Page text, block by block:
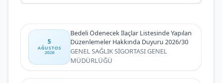
5
AĞUSTOS
2026
Bedeli Ödenecek İlaçlar Listesinde Yapılan
Düzenlemeler Hakkında Duyuru 2026/30
GENEL SAĞLIK SİGORTASI GENEL
MÜDÜRLÜĞÜ